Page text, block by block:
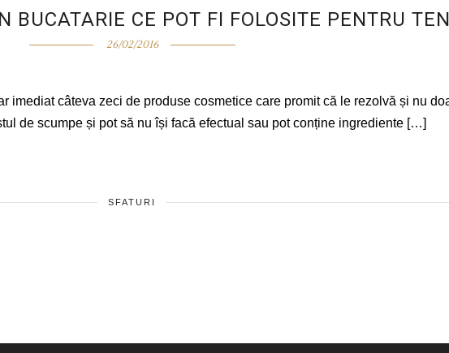
BUCATARIE CE POT FI FOLOSITE PENTRU TEN
26/02/2016
imediat câteva zeci de produse cosmetice care promit că le rezolvă și nu
de scumpe și pot să nu își facă efectual sau pot conține ingrediente […]
SFATURI